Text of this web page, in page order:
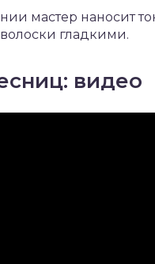
мастер наносит
гладкими.
видео